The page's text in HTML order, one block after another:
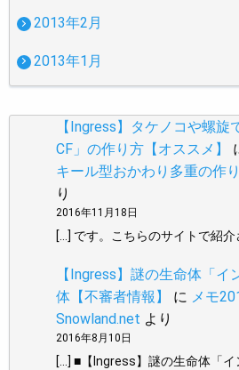
2013年2月
2013年1月
【Ingress】タケノコや螺
CF」の作り方【オススメ】
キール型おかわり多重の作
り
2016年11月18日
[…] です。こちらのサイトで紹
【Ingress】謎の生命体「
体【不審者情報】
に メモ
Snowland.net より
2016年8月10日
[…] ■【Ingress】謎の生命体「